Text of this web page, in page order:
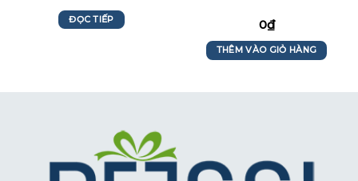
ĐỌC TIẾP
xương
0₫
THÊM VÀO GIỎ HÀNG